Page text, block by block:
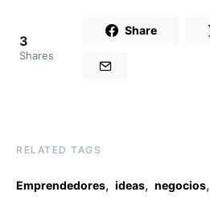
3
Shares
Share
RELATED TAGS
Emprendedores, ideas, negocios,